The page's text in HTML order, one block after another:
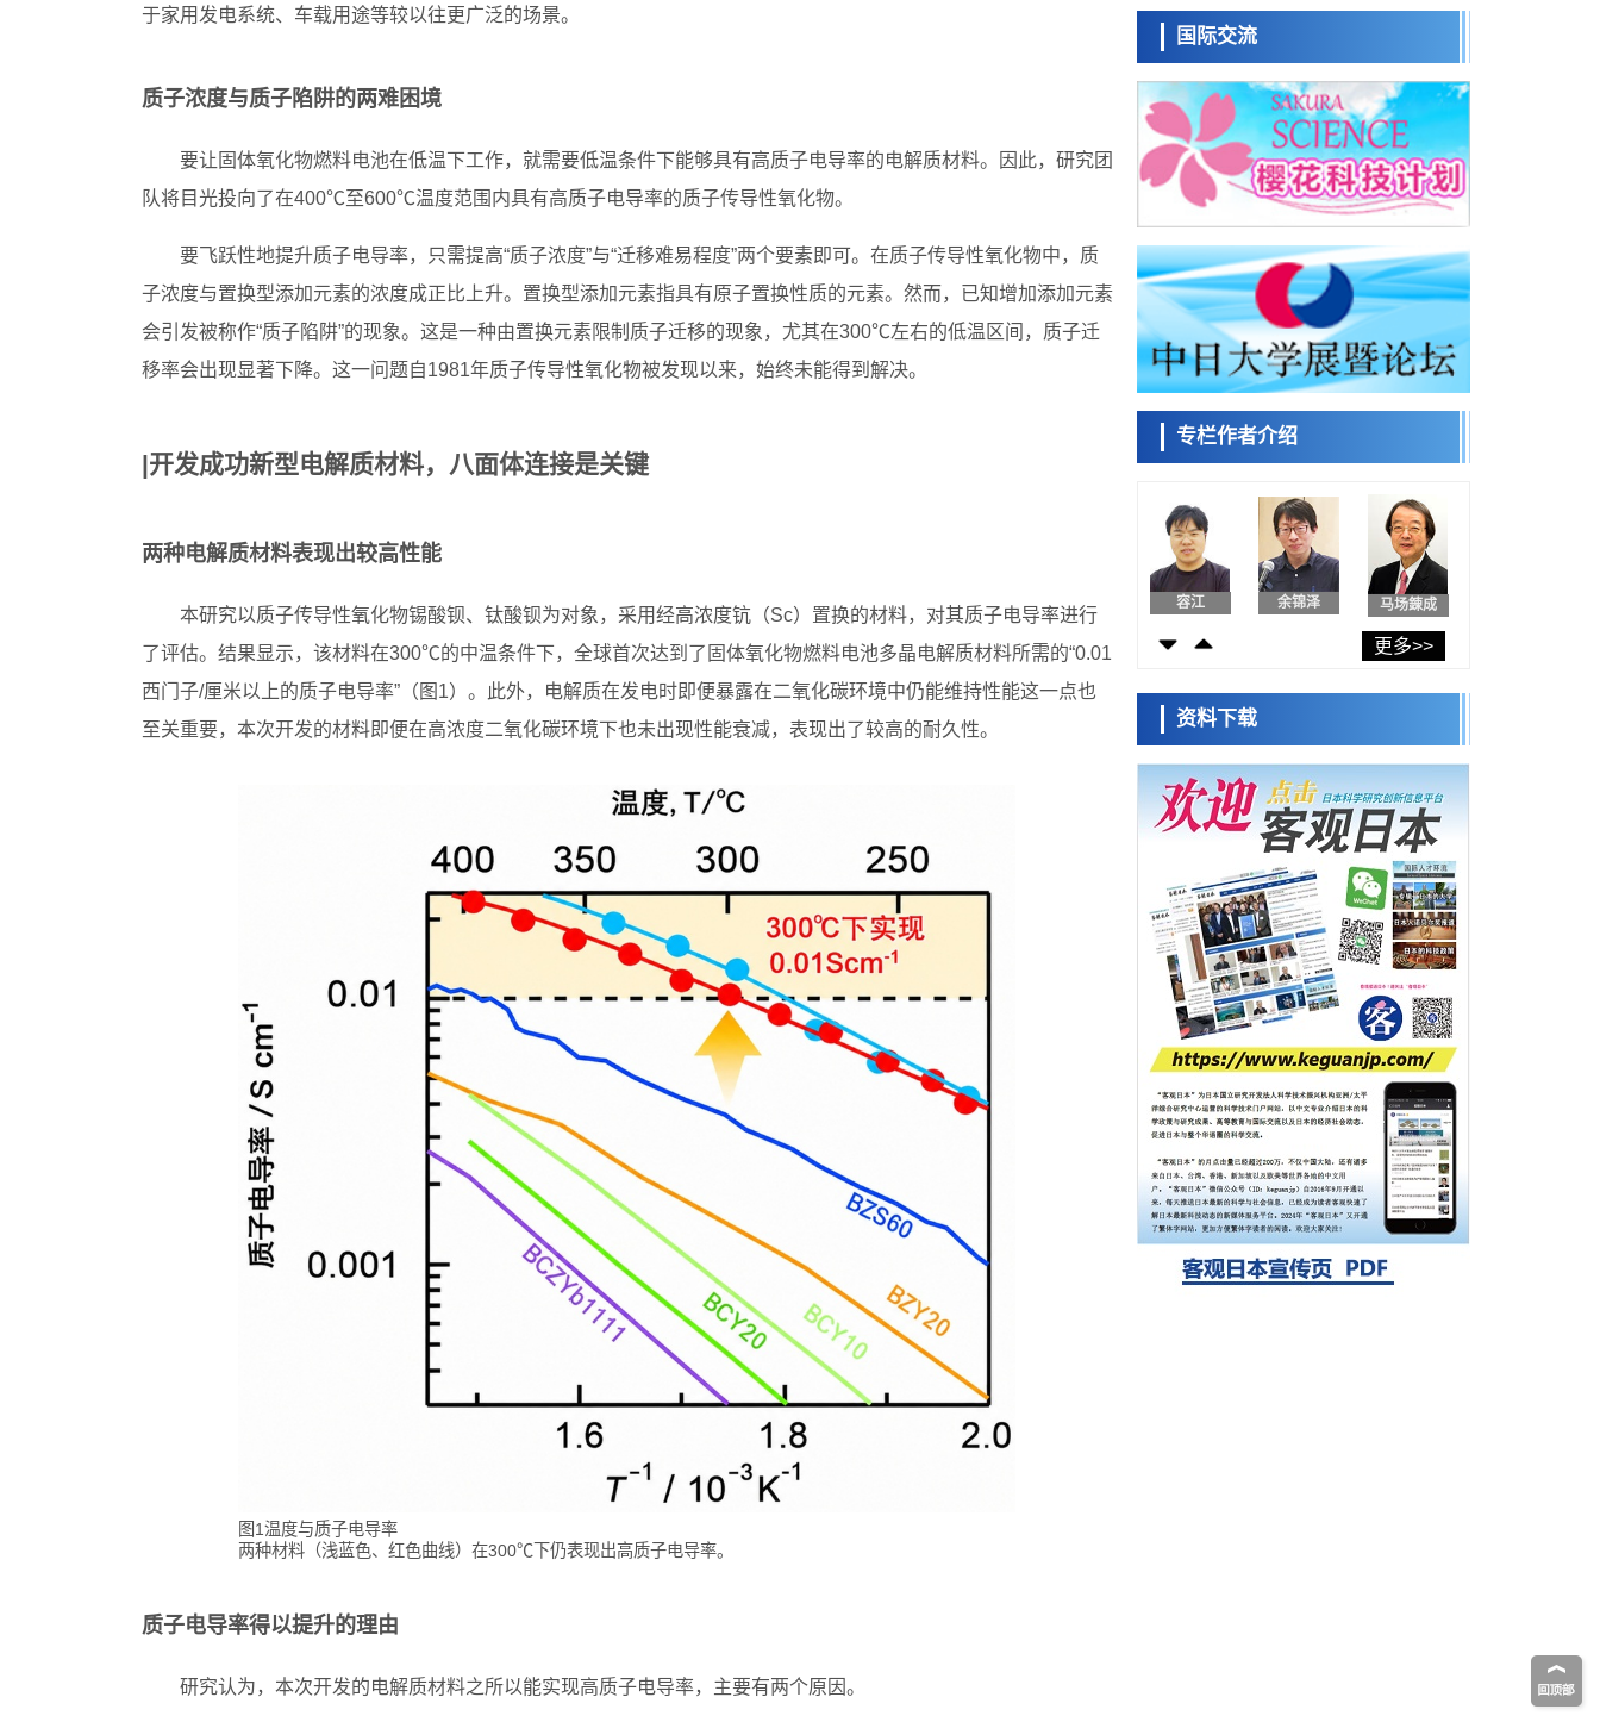
于家用发电系统、车载用途等较以往更广泛的场景。
质子浓度与质子陷阱的两难困境
要让固体氧化物燃料电池在低温下工作，就需要低温条件下能够具有高质子电导率的电解质材料。因此，研究团
队将目光投向了在400℃至600℃温度范围内具有高质子电导率的质子传导性氧化物。
要飞跃性地提升质子电导率，只需提高“质子浓度”与“迁移难易程度”两个要素即可。在质子传导性氧化物中，质
子浓度与置换型添加元素的浓度成正比上升。置换型添加元素指具有原子置换性质的元素。然而，已知增加添加元素
会引发被称作“质子陷阱”的现象。这是一种由置换元素限制质子迁移的现象，尤其在300℃左右的低温区间，质子迁
移率会出现显著下降。这一问题自1981年质子传导性氧化物被发现以来，始终未能得到解决。
|开发成功新型电解质材料，八面体连接是关键
两种电解质材料表现出较高性能
本研究以质子传导性氧化物锡酸钡、钛酸钡为对象，采用经高浓度钪（Sc）置换的材料，对其质子电导率进行
了评估。结果显示，该材料在300℃的中温条件下，全球首次达到了固体氧化物燃料电池多晶电解质材料所需的“0.01
西门子/厘米以上的质子电导率”（图1）。此外，电解质在发电时即便暴露在二氧化碳环境中仍能维持性能这一点也
至关重要，本次开发的材料即便在高浓度二氧化碳环境下也未出现性能衰减，表现出了较高的耐久性。
图1温度与质子电导率
两种材料（浅蓝色、红色曲线）在300℃下仍表现出高质子电导率。
质子电导率得以提升的理由
研究认为，本次开发的电解质材料之所以能实现高质子电导率，主要有两个原因。
福井大学发现细胞记忆过往并抑制反应的机
制，阐明即便DNA相同反应迥异之谜
科学研究
安全性，在转移性尿路上皮癌患者中开展临
床试验
政策
日本发布《令和8年版科学技术与创新白皮
书》，解读第七期基本计划首年度政策方向
科学研究
东京大学发现可诱导细胞死亡的新型信使物
质
科学研究
东京都健康长寿医疗中心跨器官揭示衰老过
程中的糖链变化
科学研究
产总研无需石油利用松脂制备石墨前驱体，
可作为电池电极材料
科学研究
东京大学和海上保安厅等发现南海海槽沿线
政策
日本第2次医疗研究开发调整费，根据一线实
科学研究
千叶大学鉴定出导致难治性疾病“肺高血压症”
恶化的蛋白质“MYL9/12”，会引发血管结构恶
化科学研究
京都大学高效生成光的构成单元“光子”，可应
用于量子计算机
开发出300亿年仅误差1秒的光晶格钟，构建
经济・社会
日本成立“以人为本AI联盟”——力争借助AI拓
展社会公众创造力，依托产学合作推进研发
大阪大学开发出膜脂质可视化工具，使脂质
探针的高效开发成为可能
科学研究
立教大学在试管内构建长链人工基因组DNA
自我复制系统，有望实现携带大量基因的人
工细胞
政策
日本科研费增设国际共同研究强化新类别，
促进青年研究人员赴海外开展研究
科学研究
京都大学高效生成光的构成单元“光子”，可应
用于量子计算机
科学研究
开发出300亿年仅误差1秒的光晶格钟，构建
网络将其打造为下一代社会基础设施
经济・社会
日本成立“以人为本AI联盟”——力争借助AI拓
展社会公众创造力，依托产学合作推进研发
科学研究
大阪大学开发出膜脂质可视化工具，使脂质
探针的高效开发成为可能
科学研究
立教大学在试管内构建长链人工基因组DNA
自我复制系统，有望实现携带大量基因的人
工细胞
国际交流
专栏作者介绍
日本科学未
来馆 科学交
流员
小岩井忠道 泷川 进
容江 余锦泽 马场錬成
日本科学未
流员
泷川 进 戴维
更多>>
资料下载